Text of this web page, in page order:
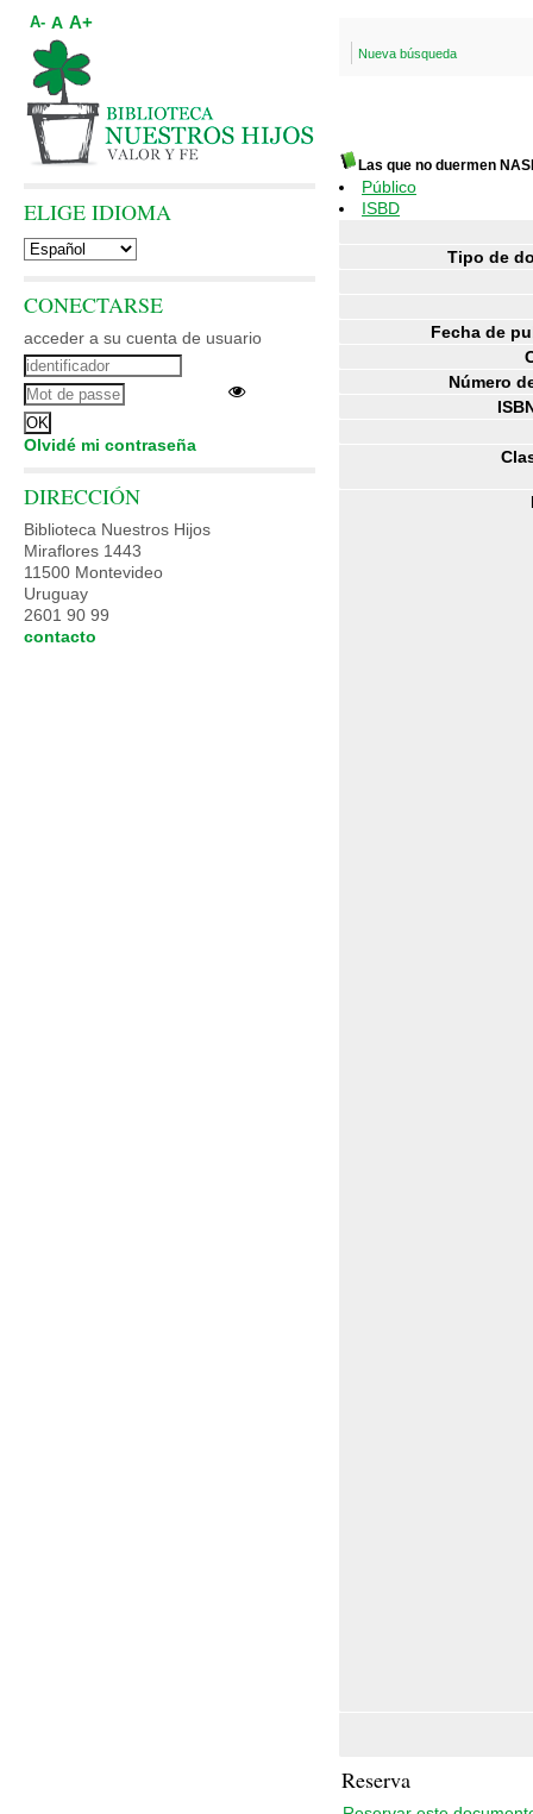
Nueva búsqueda
Las que no duermen
Público
ISBD
Tipo de
Fecha de
Número
Reserva
A- A A+
ELIGE IDIOMA
CONECTARSE
acceder a su cuenta de usuario
Olvidé mi contraseña
DIRECCIÓN
Biblioteca Nuestros Hijos
Miraflores 1443
11500 Montevideo
Uruguay
2601 90 99
contacto